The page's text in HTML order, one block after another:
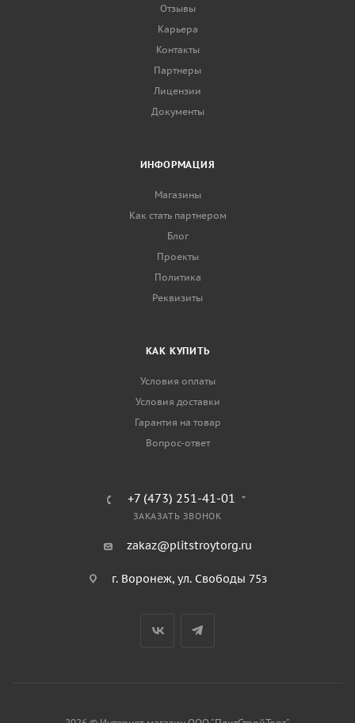
Отзывы
Карьера
Контакты
Партнеры
Лицензии
Документы
ИНФОРМАЦИЯ
Магазины
Как стать партнером
Блог
Проекты
Политика
Реквизиты
КАК КУПИТЬ
Условия оплаты
Условия доставки
Гарантия на товар
Вопрос-ответ
+7 (473) 251-41-01
ЗАКАЗАТЬ ЗВОНОК
zakaz@plitstroytorg.ru
г. Воронеж, ул. Свободы 75з